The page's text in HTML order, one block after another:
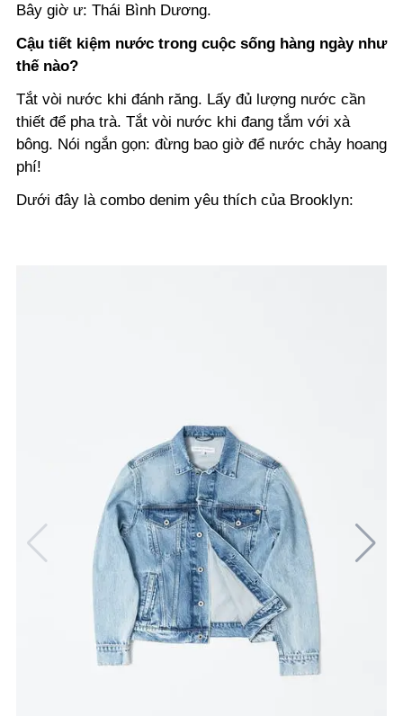
Bây giờ ư: Thái Bình Dương.
Cậu tiết kiệm nước trong cuộc sống hàng ngày như
thế nào?
Tắt vòi nước khi đánh răng. Lấy đủ lượng nước cần
thiết để pha trà. Tắt vòi nước khi đang tắm với xà
bông. Nói ngắn gọn: đừng bao giờ để nước chảy hoang
phí!
Dưới đây là combo denim yêu thích của Brooklyn: